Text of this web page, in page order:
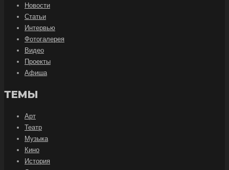
Новости
Статьи
Интервью
Фотогалерея
Видео
Проекты
Афиша
ТЕМЫ
Арт
Театр
Музыка
Кино
История